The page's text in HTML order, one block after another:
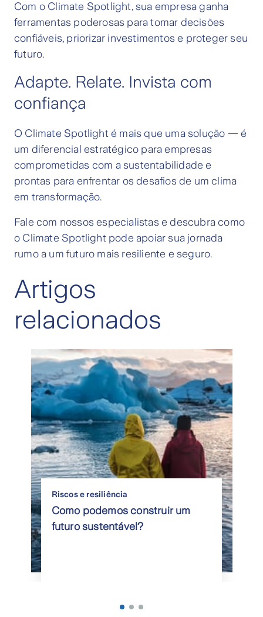
Com o Climate Spotlight, sua empresa ganha
ferramentas poderosas para tomar decisões
confiáveis, priorizar investimentos e proteger seu
futuro.
Adapte. Relate. Invista com
confiança
O Climate Spotlight é mais que uma solução — é
um diferencial estratégico para empresas
comprometidas com a sustentabilidade e
prontas para enfrentar os desafios de um clima
em transformação.
Fale com nossos especialistas e descubra como
o Climate Spotlight pode apoiar sua jornada
rumo a um futuro mais resiliente e seguro.
Artigos
relacionados
Riscos e resiliência
Como podemos construir um
futuro sustentável?